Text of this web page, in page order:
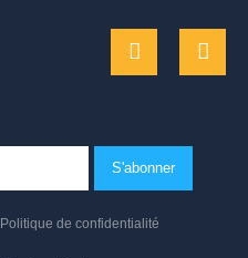
Politique de confidentialité
S'abonner